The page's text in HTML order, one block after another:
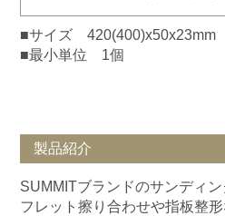
■サイズ 420(400)x50x23mm
■最小単位 1個
製品紹介
SUMMITブランドのサンディン
フレット擦り合わせや指板整